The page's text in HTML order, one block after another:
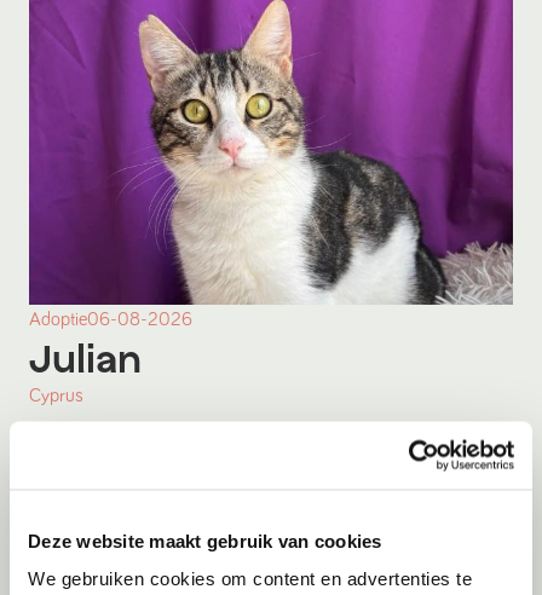
Deze website maakt gebruik van cookies
We gebruiken cookies om content en advertenties te
Adoptie06-08-2026
Julian
Cyprus